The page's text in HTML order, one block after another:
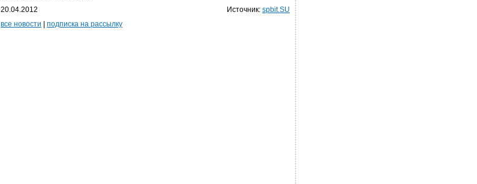
20.04.2012
Источник: spbit.SU
все новости
подписка на рассылку